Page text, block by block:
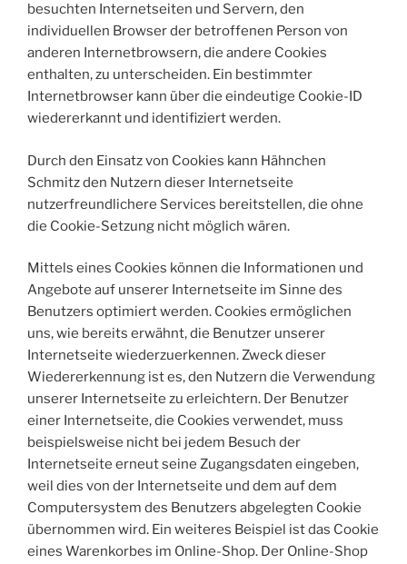
besuchten Internetseiten und Servern, den
individuellen Browser der betroffenen Person von
anderen Internetbrowsern, die andere Cookies
enthalten, zu unterscheiden. Ein bestimmter
Internetbrowser kann über die eindeutige Cookie-ID
wiedererkannt und identifiziert werden.
Durch den Einsatz von Cookies kann Hähnchen
Schmitz den Nutzern dieser Internetseite
nutzerfreundlichere Services bereitstellen, die ohne
die Cookie-Setzung nicht möglich wären.
Mittels eines Cookies können die Informationen und
Angebote auf unserer Internetseite im Sinne des
Benutzers optimiert werden. Cookies ermöglichen
uns, wie bereits erwähnt, die Benutzer unserer
Internetseite wiederzuerkennen. Zweck dieser
Wiedererkennung ist es, den Nutzern die Verwendung
unserer Internetseite zu erleichtern. Der Benutzer
einer Internetseite, die Cookies verwendet, muss
beispielsweise nicht bei jedem Besuch der
Internetseite erneut seine Zugangsdaten eingeben,
weil dies von der Internetseite und dem auf dem
Computersystem des Benutzers abgelegten Cookie
übernommen wird. Ein weiteres Beispiel ist das Cookie
eines Warenkorbes im Online-Shop. Der Online-Shop